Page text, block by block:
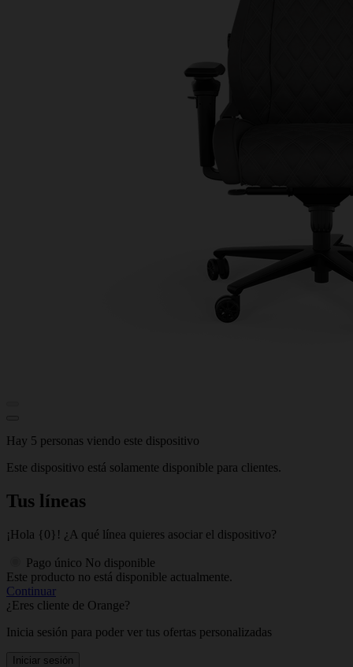
Hay 5 personas viendo este dispositivo
Este dispositivo está solamente disponible para clientes.
Tus líneas
¡Hola {0}! ¿A qué línea quieres asociar el dispositivo?
Pago único No disponible
Este producto no está disponible actualmente.
Continuar
¿Eres cliente de Orange?
Inicia sesión para poder ver tus ofertas personalizadas
Iniciar sesión